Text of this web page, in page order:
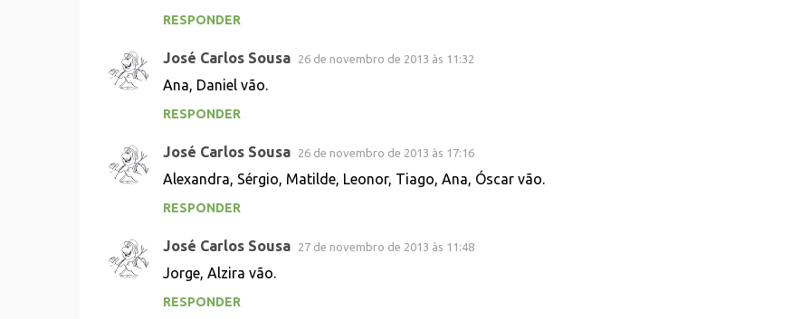
RESPONDER
José Carlos Sousa 26 de novembro de 2013 às 11:32
Ana, Daniel vão.
RESPONDER
José Carlos Sousa 26 de novembro de 2013 às 17:16
Alexandra, Sérgio, Matilde, Leonor, Tiago, Ana, Óscar vão.
RESPONDER
José Carlos Sousa 27 de novembro de 2013 às 11:48
Jorge, Alzira vão.
RESPONDER